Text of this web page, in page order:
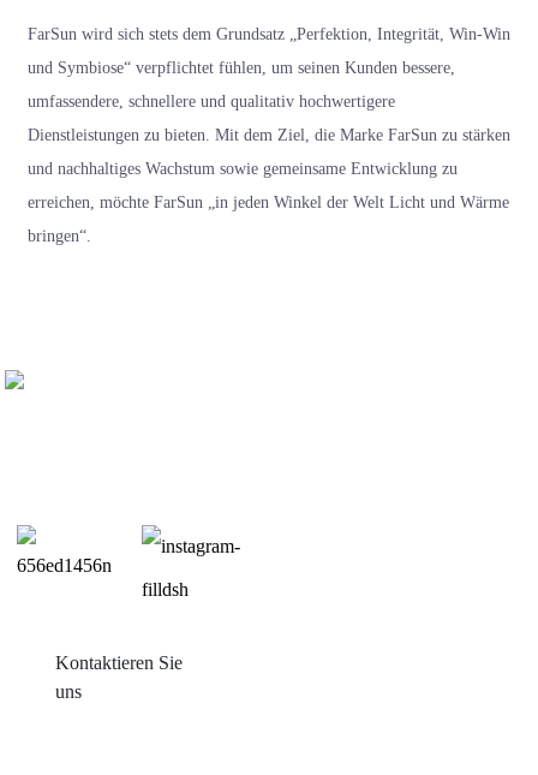
FarSun wird sich stets dem Grundsatz „Perfektion, Integrität, Win-Win
und Symbiose“ verpflichtet fühlen, um seinen Kunden bessere,
umfassendere, schnellere und qualitativ hochwertigere
Dienstleistungen zu bieten. Mit dem Ziel, die Marke FarSun zu stärken
und nachhaltiges Wachstum sowie gemeinsame Entwicklung zu
erreichen, möchte FarSun „in jeden Winkel der Welt Licht und Wärme
bringen“.
Kontaktieren Sie
uns